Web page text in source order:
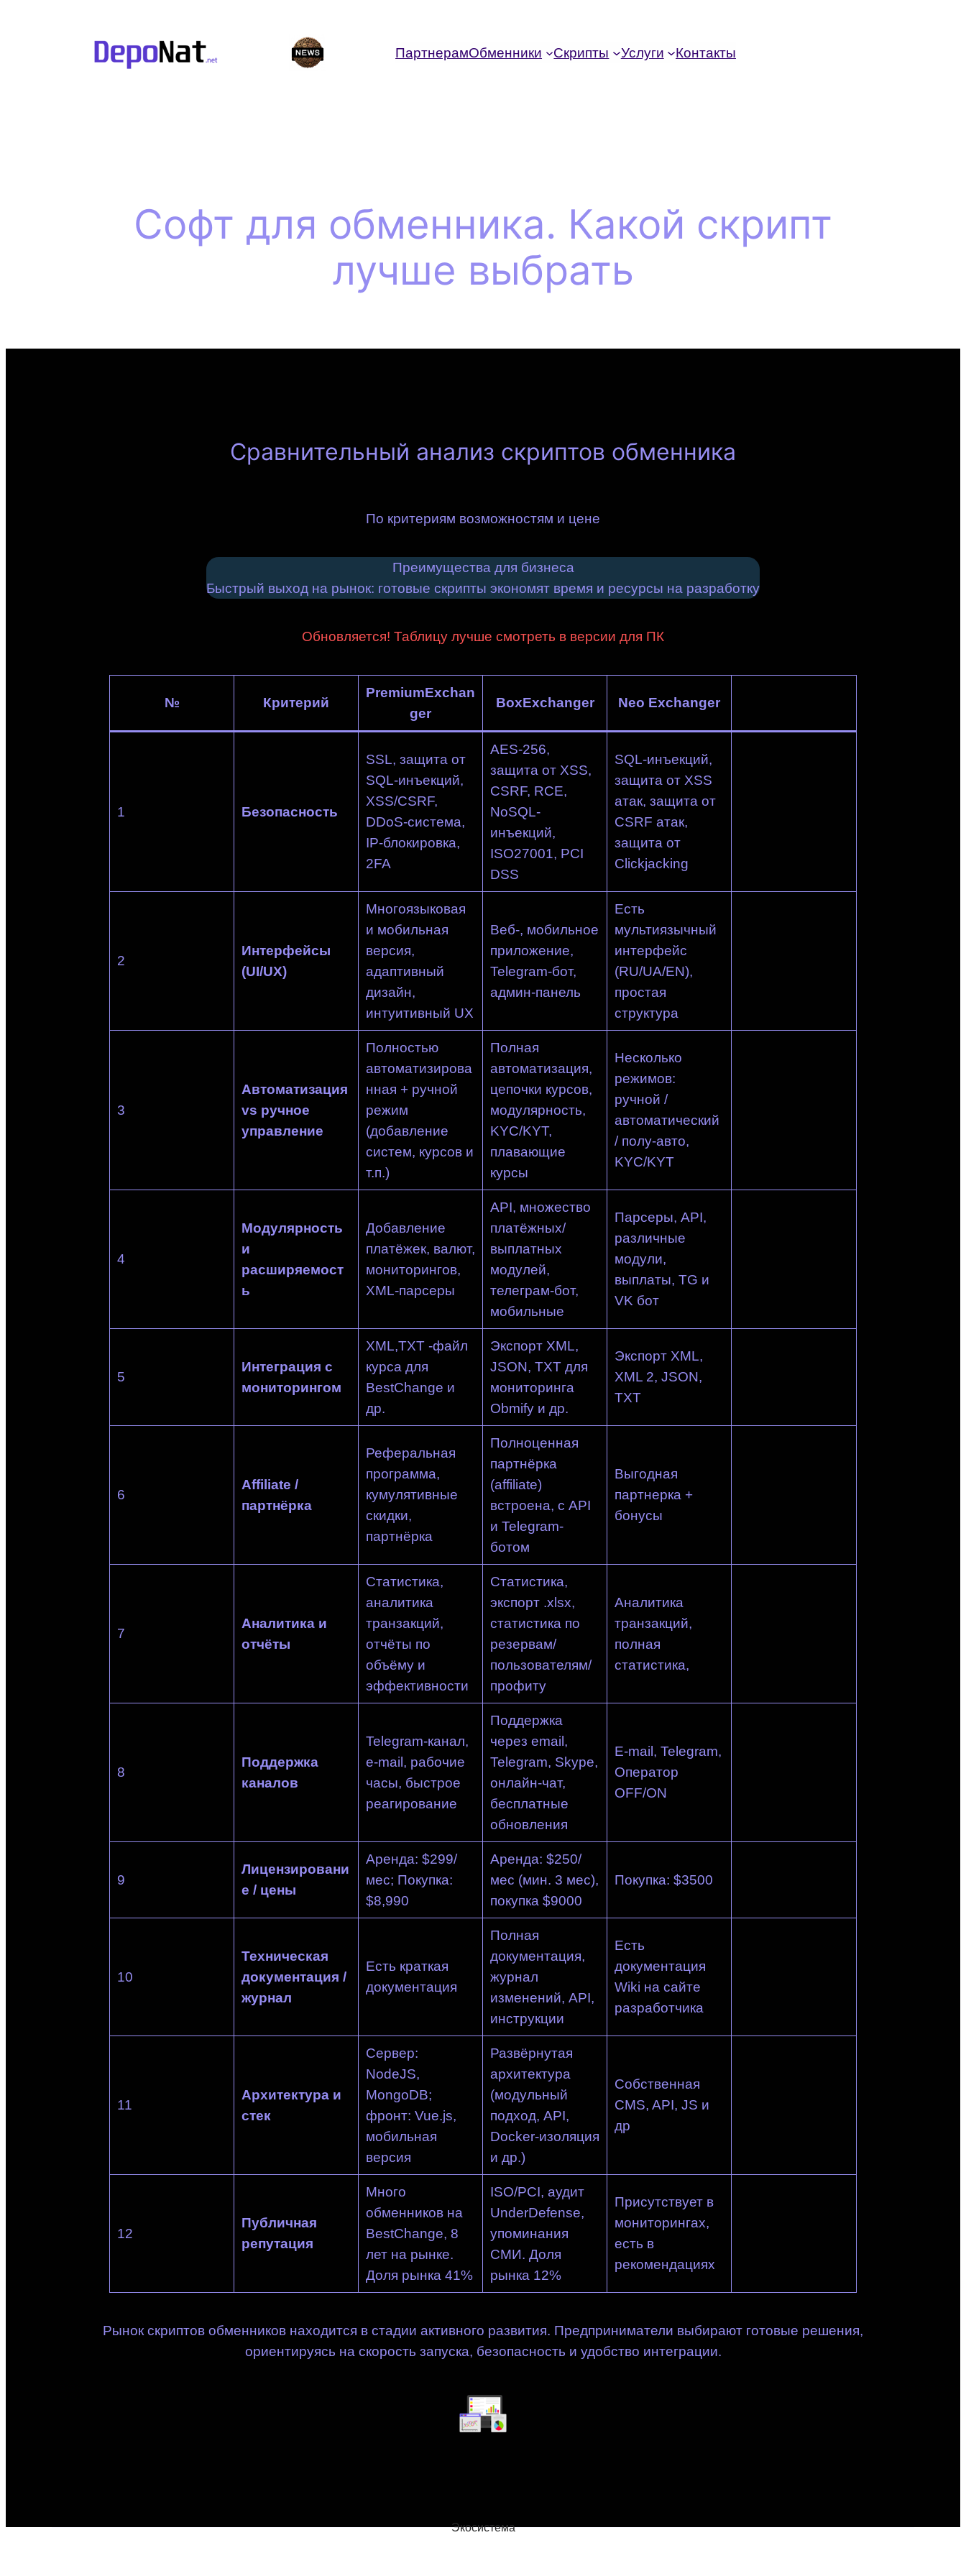
ПартнерамОбменники Скрипты Услуги Контакты
Софт для обменника. Какой скрипт
лучше выбрать
Сравнительный анализ скриптов обменника
По критериям возможностям и цене
Преимущества для бизнеса
Быстрый выход на рынок: готовые скрипты экономят время и ресурсы на разработку
Обновляется! Таблицу лучше смотреть в версии для ПК
№ Критерий
PremiumExchan
ger
BoxExchanger Neo Exchanger
1 Безопасность
SSL, защита от
SQL-инъекций,
XSS/CSRF,
DDoS-система,
IP-блокировка,
2FA
AES-256,
защита от XSS,
CSRF, RCE,
NoSQL-
инъекций,
ISO27001, PCI
DSS
SQL-инъекций,
защита от XSS
атак, защита от
CSRF атак,
защита от
Clickjacking
2
Интерфейсы
(UI/UX)
Многоязыковая
и мобильная
версия,
адаптивный
дизайн,
интуитивный UX
Веб-, мобильное
приложение,
Telegram-бот,
админ-панель
Есть
мультиязычный
интерфейс
(RU/UA/EN),
простая
структура
3
Автоматизация
vs ручное
управление
Полностью
автоматизирова
нная + ручной
режим
(добавление
систем, курсов и
т.п.)
Полная
автоматизация,
цепочки курсов,
модулярность,
KYC/KYT,
плавающие
курсы
Несколько
режимов:
ручной /
автоматический
/ полу-авто,
KYC/KYT
4
Модулярность
и
расширяемост
ь
Добавление
платёжек, валют,
мониторингов,
XML-парсеры
API, множество
платёжных/
выплатных
модулей,
телеграм-бот,
мобильные
Парсеры, API,
различные
модули,
выплаты, TG и
VK бот
5
Интеграция с
мониторингом
XML,TXT -файл
курса для
BestChange и
др.
Экспорт XML,
JSON, TXT для
мониторинга
Obmify и др.
Экспорт XML,
XML 2, JSON,
TXT
6
Affiliate /
партнёрка
Реферальная
программа,
кумулятивные
скидки,
партнёрка
Полноценная
партнёрка
(affiliate)
встроена, с API
и Telegram-
ботом
Выгодная
партнерка +
бонусы
7
Аналитика и
отчёты
Статистика,
аналитика
транзакций,
отчёты по
объёму и
эффективности
Статистика,
экспорт .xlsx,
статистика по
резервам/
пользователям/
профиту
Аналитика
транзакций,
полная
статистика,
8
Поддержка
каналов
Telegram-канал,
e-mail, рабочие
часы, быстрое
реагирование
Поддержка
через email,
Telegram, Skype,
онлайн-чат,
бесплатные
обновления
E-mail, Telegram,
Оператор
OFF/ON
9
Лицензировани
е / цены
Аренда: $299/
мес; Покупка:
$8,990
Аренда: $250/
мес (мин. 3 мес),
покупка $9000
Покупка: $3500
10
Техническая
документация /
журнал
Есть краткая
документация
Полная
документация,
журнал
изменений, API,
инструкции
Есть
документация
Wiki на сайте
разработчика
11
Архитектура и
стек
Сервер:
NodeJS,
MongoDB;
фронт: Vue.js,
мобильная
версия
Развёрнутая
архитектура
(модульный
подход, API,
Docker-изоляция
и др.)
Собственная
CMS, API, JS и
др
12
Публичная
репутация
Много
обменников на
BestChange, 8
лет на рынке.
Доля рынка 41%
ISO/PCI, аудит
UnderDefense,
упоминания
СМИ. Доля
рынка 12%
Присутствует в
мониторингах,
есть в
рекомендациях
Рынок скриптов обменников находится в стадии активного развития. Предприниматели выбирают готовые решения,
ориентируясь на скорость запуска, безопасность и удобство интеграции.
Экосистема